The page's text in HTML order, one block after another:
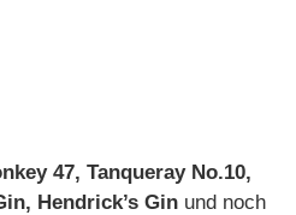
47, Tanqueray No.10,
Hendrick’s Gin und noch